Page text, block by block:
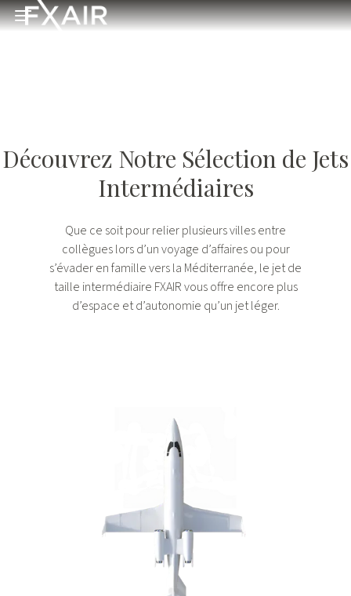
Skip to main content
Découvrez Notre Sélection de Jets
Intermédiaires
Que ce soit pour relier plusieurs villes entre
collègues lors d’un voyage d’affaires ou pour
s’évader en famille vers la Méditerranée, le jet de
taille intermédiaire FXAIR vous offre encore plus
d’espace et d’autonomie qu’un jet léger.